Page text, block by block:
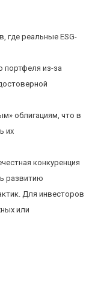
где реальные ESG-
портфеля из-за
облигациям, что в
их
конкуренция
развитию
Для инвесторов
или